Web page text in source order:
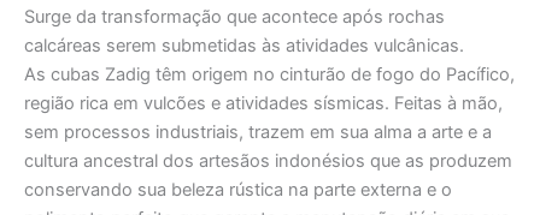
Surge da transformação que acontece após rochas
calcáreas serem submetidas às atividades vulcânicas.
As cubas Zadig têm origem no cinturão de fogo do Pacífico,
região rica em vulcões e atividades sísmicas. Feitas à mão,
sem processos industriais, trazem em sua alma a arte e a
cultura ancestral dos artesãos indonésios que as produzem
conservando sua beleza rústica na parte externa e o